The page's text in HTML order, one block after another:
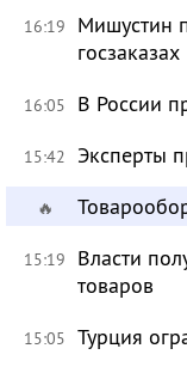
16:19
Мишустин
госзаказах
16:05 В России
15:42 Эксперты
🔥
15:19
Власти
товаров
15:05 Турция